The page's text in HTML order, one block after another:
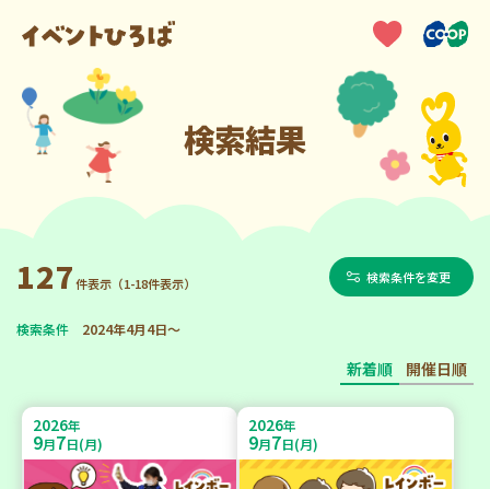
検索結果
127件表示（1-18件表示） 検索条件を変更
検索条件 2024年4月4日～
新着順 開催日順
2026年
9月7日(月)
2026年
9月7日(月)